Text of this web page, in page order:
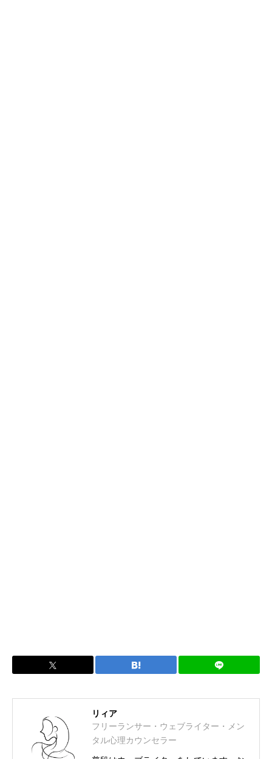
リィア
フリーランサー・ウェブライター・メン
タル心理カウンセラー